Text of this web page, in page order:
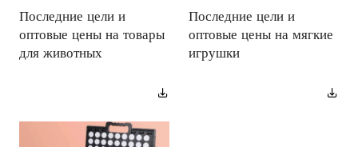
Последние цели и
оптовые цены на товары
для животных
Последние цели и
оптовые цены на мягкие
игрушки